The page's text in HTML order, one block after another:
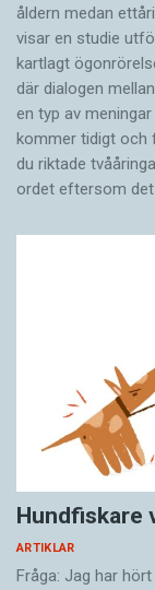
åldern medan
visar en studie
kartlagt
där dialogen
en typ av
kommer tidigt och
du riktade
ordet eftersom
Hundfiskare
ARTIKLAR
Fråga: Jag har